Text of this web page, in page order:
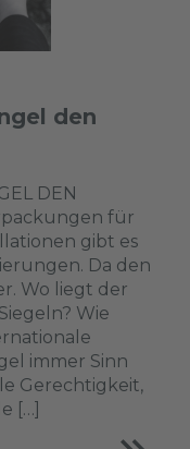
den
DEN
für
gibt es
Da den
Wo liegt der
Wie
immer Sinn
Gerechtigkeit,
[…]